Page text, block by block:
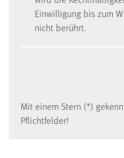
Einwilligung bis zum
nicht berührt.
Mit einem Stern (*)
Pflichtfelder!